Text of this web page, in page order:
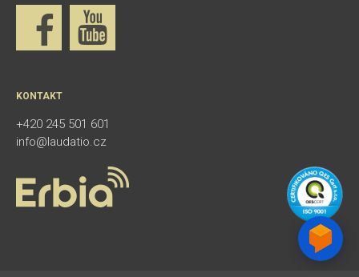
KONTAKT
+420 245 501 601
info@laudatio.cz